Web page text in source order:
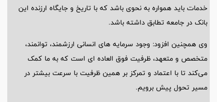
خدمات باید همواره به نحوی باشد که با تاریخ و جایگاه ارزنده این
بانک در جامعه تطابق داشته باشد.
وی همچنین افزود: وجود سرمایه های انسانی ارزشمند، توانمند،
متخصص و متعهد، ظرفیت فوق العاده ای است که به ما کمک
می‌کند تا با اعتماد و تمرکز بر همین ظرفیت با سرعت بیشتر در
مسیر تحول پیش برویم.